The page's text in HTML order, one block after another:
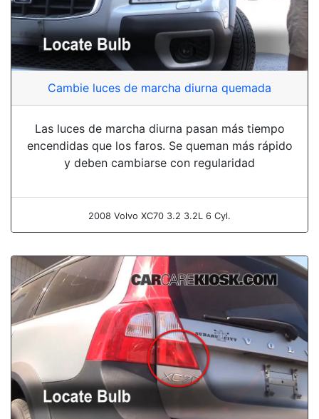
Cambie luces de marcha diurna quemada
Las luces de marcha diurna pasan más tiempo
encendidas que los faros. Se queman más rápido
y deben cambiarse con regularidad
2008 Volvo XC70 3.2 3.2L 6 Cyl.